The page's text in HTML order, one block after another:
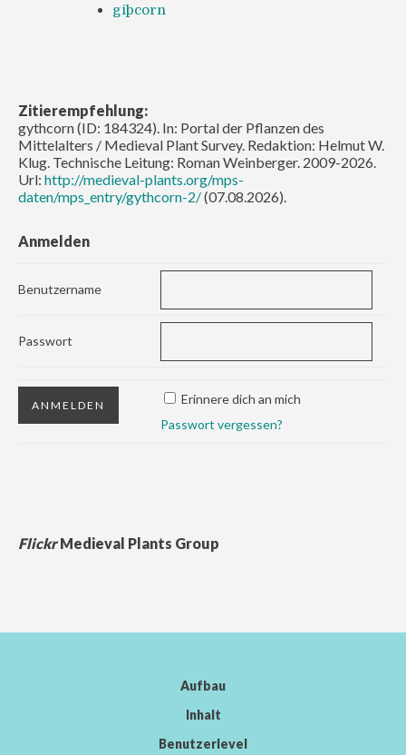
giþcorn
Zitierempfehlung:
gythcorn (ID: 184324). In: Portal der Pflanzen des
Mittelalters / Medieval Plant Survey. Redaktion: Helmut W.
Klug. Technische Leitung: Roman Weinberger. 2009-2026.
Url: http://medieval-plants.org/mps-
daten/mps_entry/gythcorn-2/(07.08.2026).
Anmelden
Benutzername
Passwort
Erinnere dich an mich
Passwort vergessen?
FlickrMedieval Plants Group
Aufbau
Inhalt
Benutzerlevel